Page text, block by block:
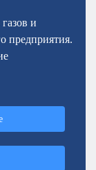
и
предприятия.